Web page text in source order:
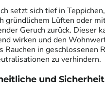
setzt sich tief in
gründlichem Lüften oder
Geruch zurück. Dieser
wirken und den
Rauchen in geschlossenen
zu verhindern.
und